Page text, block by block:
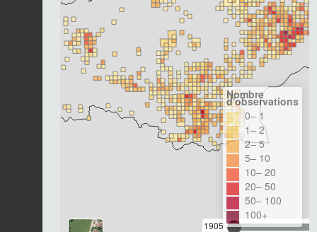
1905
Nombre
d'observations
0– 1
1– 2
2– 5
5– 10
10– 20
20– 50
50– 100
100+